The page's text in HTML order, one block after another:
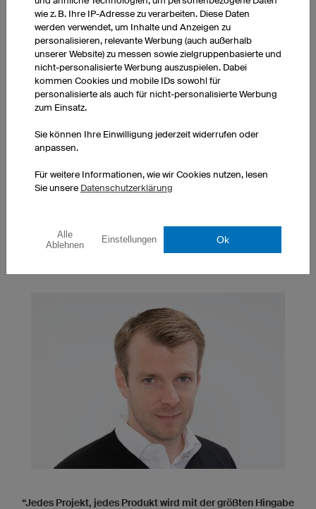
bestimmten Termin benötigen, bieten wir Ihnen
unter +49 (0) 941 890 5500.
“Jedes Projekt, jedes Produkt wird mit der größten Hingabe
wie z. B. Ihre IP-Adresse zu verarbeiten. Diese Daten
werden verwendet, um Inhalte und Anzeigen zu
personalisieren, relevante Werbung (auch außerhalb
unserer Website) zu messen sowie zielgruppenbasierte und
nicht-personalisierte Werbung auszuspielen. Dabei
kommen Cookies und mobile IDs sowohl für
personalisierte als auch für nicht-personalisierte Werbung
zum Einsatz.
Sie können Ihre Einwilligung jederzeit widerrufen oder
anpassen.
Für weitere Informationen, wie wir Cookies nutzen, lesen
Sie unsere Datenschutzerklärung
Alle
Ablehnen
Einstellungen Ok